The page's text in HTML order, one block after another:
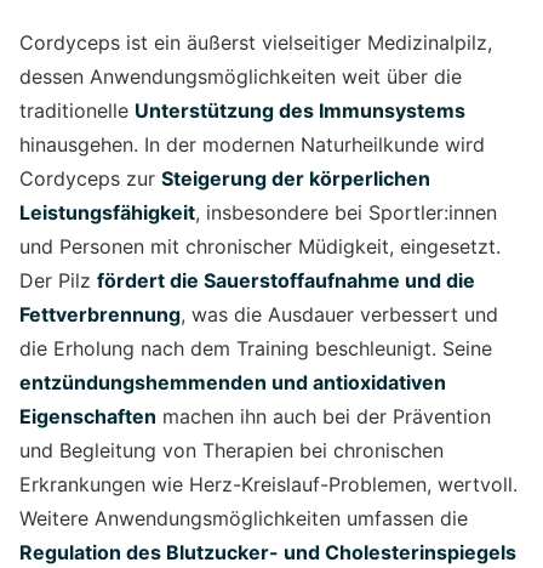
Cordyceps ist ein äußerst vielseitiger Medizinalpilz,
dessen Anwendungsmöglichkeiten weit über die
traditionelle Unterstützung des Immunsystems
hinausgehen. In der modernen Naturheilkunde wird
Cordyceps zur Steigerung der körperlichen
Leistungsfähigkeit, insbesondere bei Sportler:innen
und Personen mit chronischer Müdigkeit, eingesetzt.
Der Pilz fördert die Sauerstoffaufnahme und die
Fettverbrennung, was die Ausdauer verbessert und
die Erholung nach dem Training beschleunigt. Seine
entzündungshemmenden und antioxidativen
Eigenschaften machen ihn auch bei der Prävention
und Begleitung von Therapien bei chronischen
Erkrankungen wie Herz-Kreislauf-Problemen, wertvoll.
Weitere Anwendungsmöglichkeiten umfassen die
Regulation des Blutzucker- und Cholesterinspiegels